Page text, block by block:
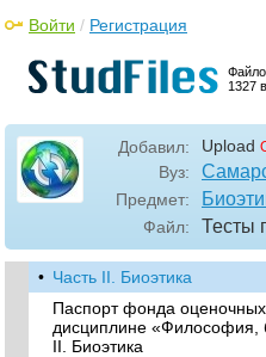
1327
Войти / Регистрация
Добавил: Upload
Вуз:
Предмет:
Файл: Тесты
• Часть II. Биоэтика
Паспорт фонда
дисциплине «Философия,
II. Биоэтика